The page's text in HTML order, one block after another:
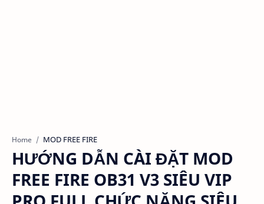
Home MOD FREE FIRE
HƯỚNG DẪN CÀI ĐẶT MOD
FREE FIRE OB31 V3 SIÊU VIP